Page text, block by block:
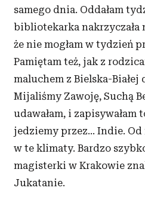
samego dnia. Oddałam
bibliotekarka nakrzyczała
że nie mogłam w tydzień
Pamiętam też, jak z
maluchem z Bielska-Białej
Mijaliśmy Zawoję, Suchą
udawałam, i zapisywałam
jedziemy przez... Indie. Od
w te klimaty. Bardzo
magisterki w Krakowie
Jukatanie.